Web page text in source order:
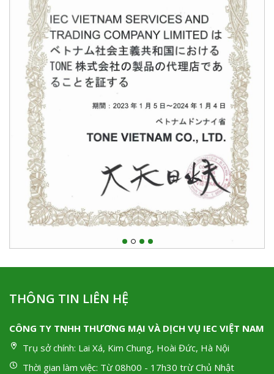
THÔNG TIN LIÊN HỆ
CÔNG TY TNHH THƯƠNG MẠI VÀ DỊCH VỤ IEC VIỆT NAM
Trụ sở chính: Lai Xá, Kim Chung, Hoài Đức, Hà Nội
Thời gian làm việc: Từ 08h00 - 17h30 trừ Chủ Nhật